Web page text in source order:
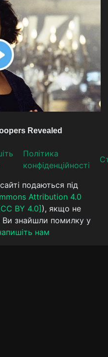
Політика
конфіденційності
подаються під
Attribution 4.0
BY 4.0] ), якщо не
Ви знайшли помилку у
нам